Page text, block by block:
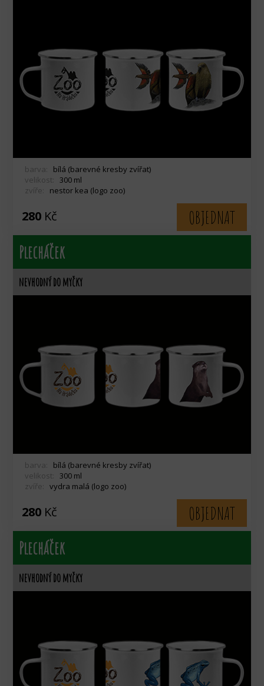
barva:
bílá (barevné kresby zvířat)
velikost:
300 ml
zvíře:
nestor kea (logo zoo)
280 Kč
OBJEDNAT
Plecháček
nevhodný do myčky
barva:
bílá (barevné kresby zvířat)
velikost:
300 ml
zvíře:
vydra malá (logo zoo)
280 Kč
OBJEDNAT
Plecháček
nevhodný do myčky